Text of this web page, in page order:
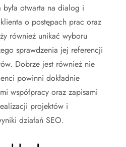
otwarta na dialog i
o postępach prac oraz
również unikać wyboru
sprawdzenia jej referencji
Dobrze jest również nie
powinni dokładnie
współpracy oraz zapisami
projektów i
działań SEO.